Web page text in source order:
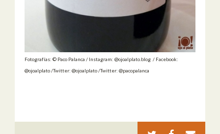
Fotografías: © Paco Palanca / Instagram: @ojoalplato.blog / Facebook:
@ojoalplato /Twitter: @ojoalplato /Twitter: @pacopalanca